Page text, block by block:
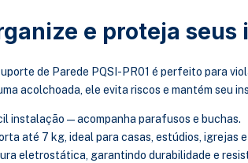
e proteja
de Parede PQSI-PR01 é perfeito para
acolchoada, ele evita riscos e mantém seu
instalação — acompanha parafusos e buchas.
até 7 kg, ideal para casas, estúdios, igrejas
eletrostática, garantindo durabilidade e